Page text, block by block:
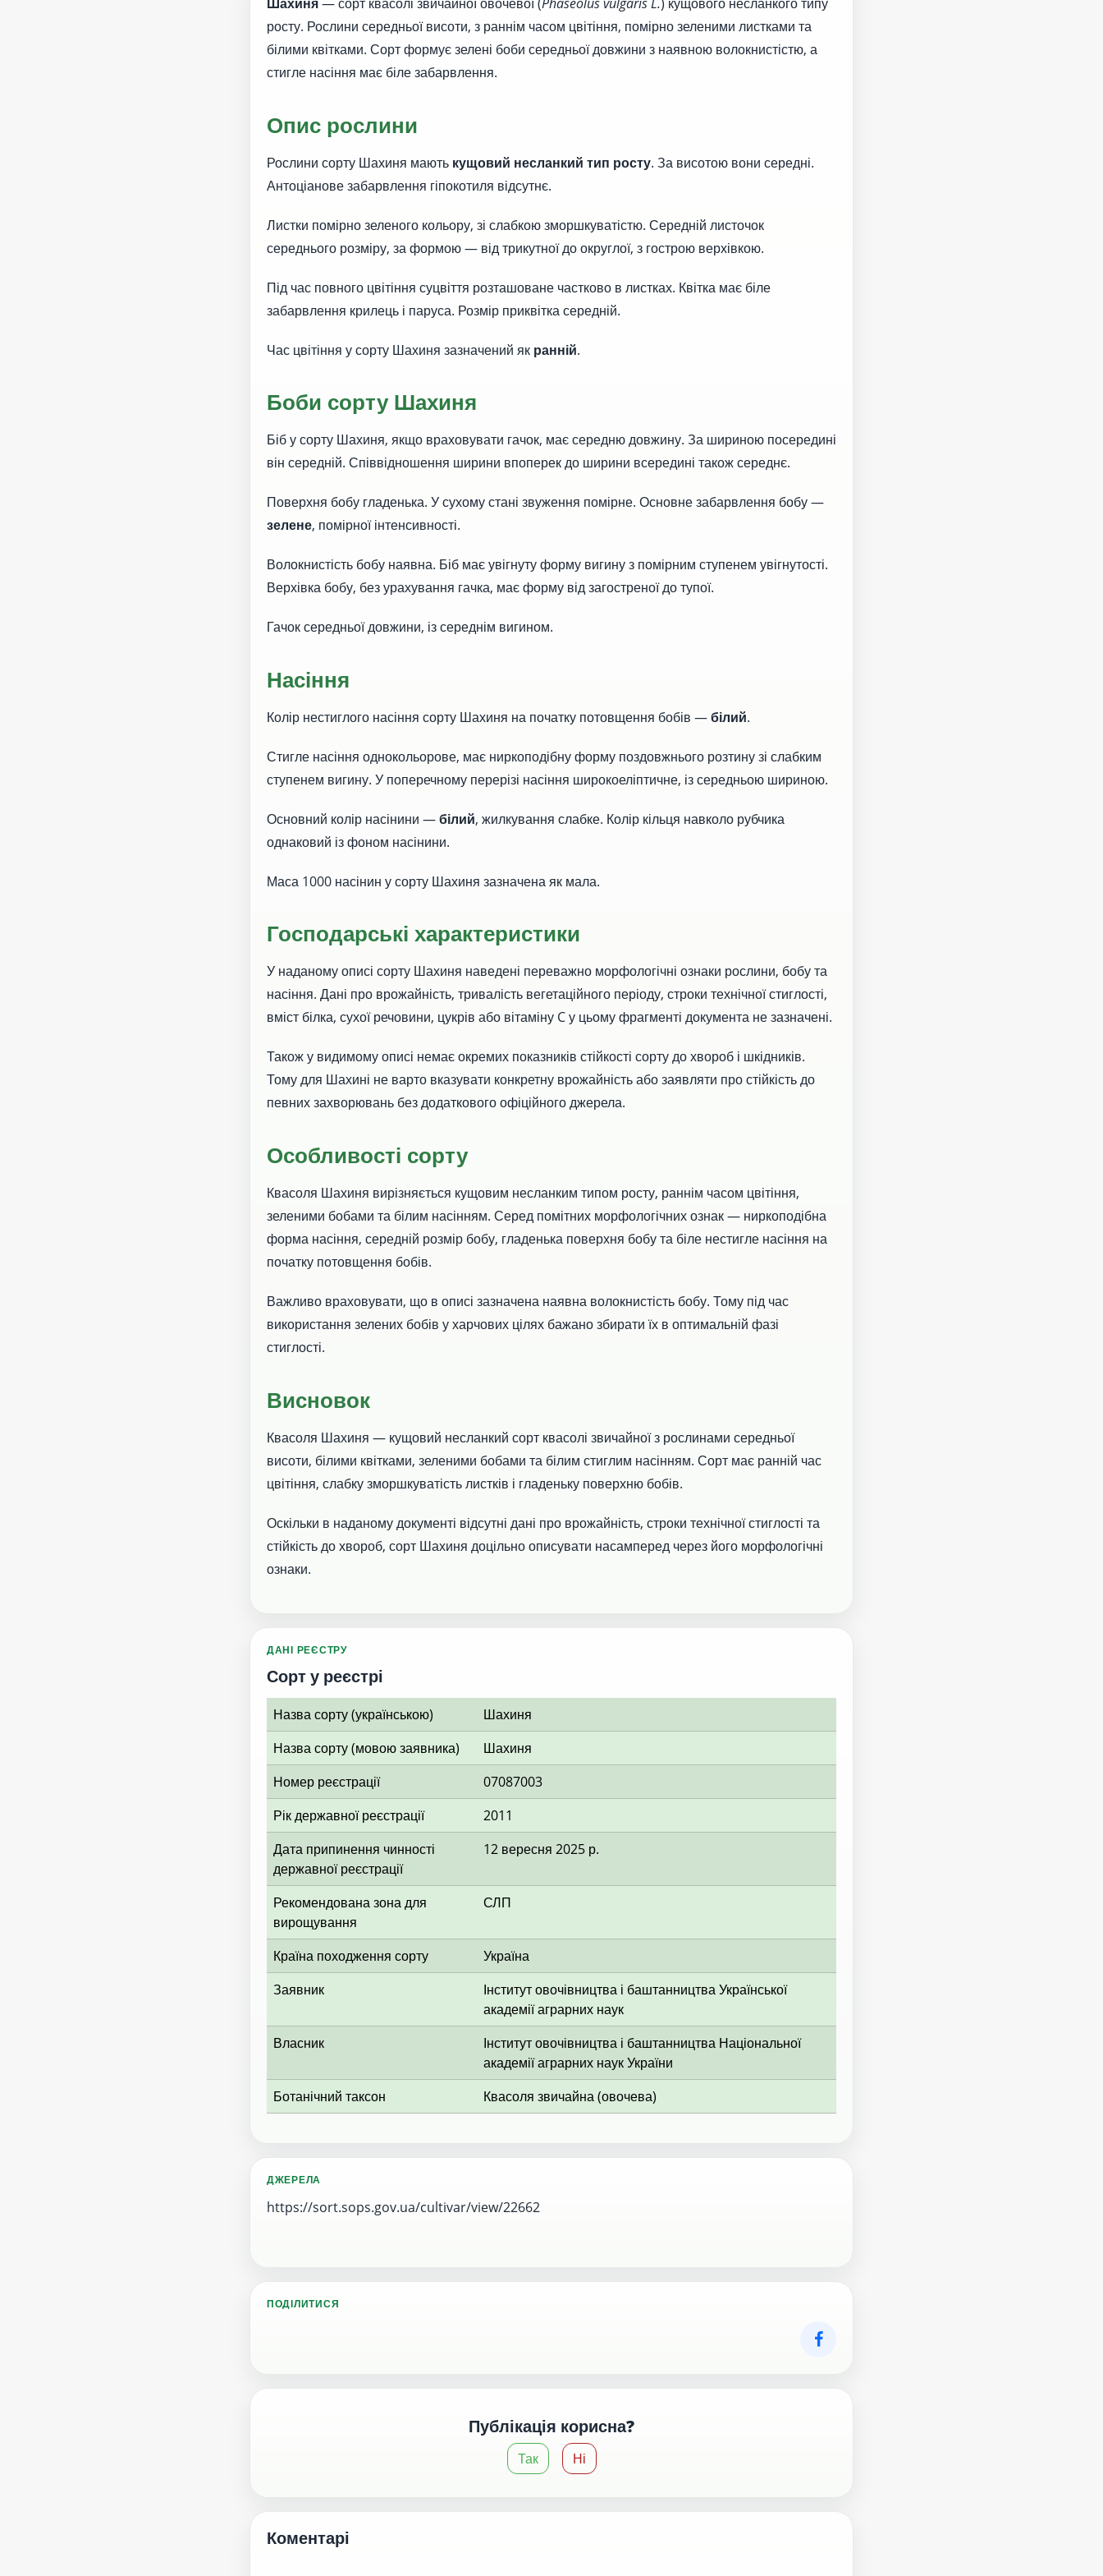
росту. Рослини середньої висоти, з раннім часом цвітіння, помірно зеленими листками та
білими квітками. Сорт формує зелені боби середньої довжини з наявною волокнистістю, а
стигле насіння має біле забарвлення.
Опис рослини
Рослини сорту Шахиня мають кущовий несланкий тип росту. За висотою вони середні.
Антоціанове забарвлення гіпокотиля відсутнє.
Листки помірно зеленого кольору, зі слабкою зморшкуватістю. Середній листочок
середнього розміру, за формою — від трикутної до округлої, з гострою верхівкою.
Під час повного цвітіння суцвіття розташоване частково в листках. Квітка має біле
забарвлення крилець і паруса. Розмір приквітка середній.
Час цвітіння у сорту Шахиня зазначений як ранній.
Боби сорту Шахиня
Біб у сорту Шахиня, якщо враховувати гачок, має середню довжину. За шириною посередині
він середній. Співвідношення ширини впоперек до ширини всередині також середнє.
Поверхня бобу гладенька. У сухому стані звуження помірне. Основне забарвлення бобу —
зелене, помірної інтенсивності.
Волокнистість бобу наявна. Біб має увігнуту форму вигину з помірним ступенем увігнутості.
Верхівка бобу, без урахування гачка, має форму від загостреної до тупої.
Гачок середньої довжини, із середнім вигином.
Насіння
Колір нестиглого насіння сорту Шахиня на початку потовщення бобів —білий.
Стигле насіння однокольорове, має ниркоподібну форму поздовжнього розтину зі слабким
ступенем вигину. У поперечному перерізі насіння широкоеліптичне, із середньою шириною.
Основний колір насінини —білий, жилкування слабке. Колір кільця навколо рубчика
однаковий із фоном насінини.
Маса 1000 насінин у сорту Шахиня зазначена як мала.
Господарські характеристики
У наданому описі сорту Шахиня наведені переважно морфологічні ознаки рослини, бобу та
насіння. Дані про врожайність, тривалість вегетаційного періоду, строки технічної стиглості,
вміст білка, сухої речовини, цукрів або вітаміну C у цьому фрагменті документа не зазначені.
Також у видимому описі немає окремих показників стійкості сорту до хвороб і шкідників.
Тому для Шахині не варто вказувати конкретну врожайність або заявляти про стійкість до
певних захворювань без додаткового офіційного джерела.
Особливості сорту
Квасоля Шахиня вирізняється кущовим несланким типом росту, раннім часом цвітіння,
зеленими бобами та білим насінням. Серед помітних морфологічних ознак — ниркоподібна
форма насіння, середній розмір бобу, гладенька поверхня бобу та біле нестигле насіння на
початку потовщення бобів.
Важливо враховувати, що в описі зазначена наявна волокнистість бобу. Тому під час
використання зелених бобів у харчових цілях бажано збирати їх в оптимальній фазі
стиглості.
Висновок
Квасоля Шахиня — кущовий несланкий сорт квасолі звичайної з рослинами середньої
висоти, білими квітками, зеленими бобами та білим стиглим насінням. Сорт має ранній час
цвітіння, слабку зморшкуватість листків і гладеньку поверхню бобів.
Оскільки в наданому документі відсутні дані про врожайність, строки технічної стиглості та
стійкість до хвороб, сорт Шахиня доцільно описувати насамперед через його морфологічні
ознаки.
ДАНІ РЕЄСТРУ
Сорт у реєстрі
Назва сорту (українською)
Шахиня
Назва сорту (мовою заявника)
Шахиня
Номер реєстрації
07087003
Рік державної реєстрації
2011
Дата припинення чинності
державної реєстрації
12 вересня 2025 р.
Рекомендована зона для
вирощування
СЛП
Країна походження сорту
Україна
Заявник
Інститут овочівництва і баштанництва Української
академії аграрних наук
Власник
Інститут овочівництва і баштанництва Національної
академії аграрних наук України
Ботанічний таксон
Квасоля звичайна (овочева)
ДЖЕРЕЛА
https://sort.sops.gov.ua/cultivar/view/22662
ПОДІЛИТИСЯ
Публікація корисна?
Так Ні
Коментарі